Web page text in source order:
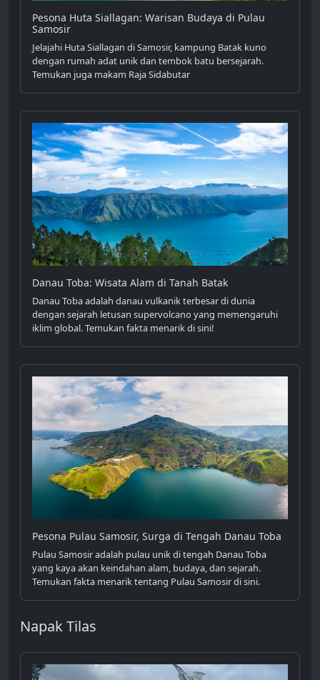
Pesona Huta Siallagan: Warisan Budaya di Pulau
Samosir
Jelajahi Huta Siallagan di Samosir, kampung Batak kuno
dengan rumah adat unik dan tembok batu bersejarah.
Temukan juga makam Raja Sidabutar
Danau Toba: Wisata Alam di Tanah Batak
Danau Toba adalah danau vulkanik terbesar di dunia
dengan sejarah letusan supervolcano yang memengaruhi
iklim global. Temukan fakta menarik di sini!
Pesona Pulau Samosir, Surga di Tengah Danau Toba
Pulau Samosir adalah pulau unik di tengah Danau Toba
yang kaya akan keindahan alam, budaya, dan sejarah.
Temukan fakta menarik tentang Pulau Samosir di sini.
Napak Tilas